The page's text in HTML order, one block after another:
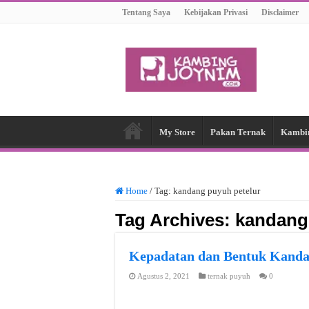
Tentang Saya Kebijakan Privasi Disclaimer
My Store Pakan Ternak
Home / Tag: kandang puyuh petelur
Tag Archives:
Kepadatan dan Bentuk
Agustus 2, 2021 ternak puyuh 0